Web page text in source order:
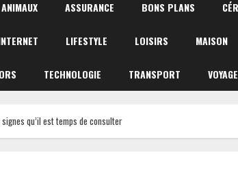
ANIMAUX ASSURANCE BONS PLANS
LIFESTYLE LOISIRS MAISON
TECHNOLOGIE TRANSPORT
qu’il est temps de consulter